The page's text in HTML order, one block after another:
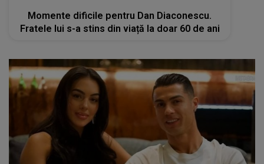
Momente dificile pentru Dan Diaconescu.
Fratele lui s-a stins din viață la doar 60 de ani